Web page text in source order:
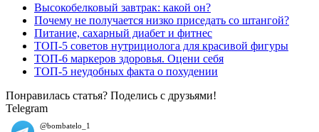
Высокобелковый завтрак: какой он?
Почему не получается низко приседать со штангой?
Питание, сахарный диабет и фитнес
ТОП-5 советов нутрициолога для красивой фигуры
ТОП-6 маркеров здоровья. Оцени себя
ТОП-5 неудобных факта о похудении
Понравилась статья? Поделись с друзьями!
Telegram